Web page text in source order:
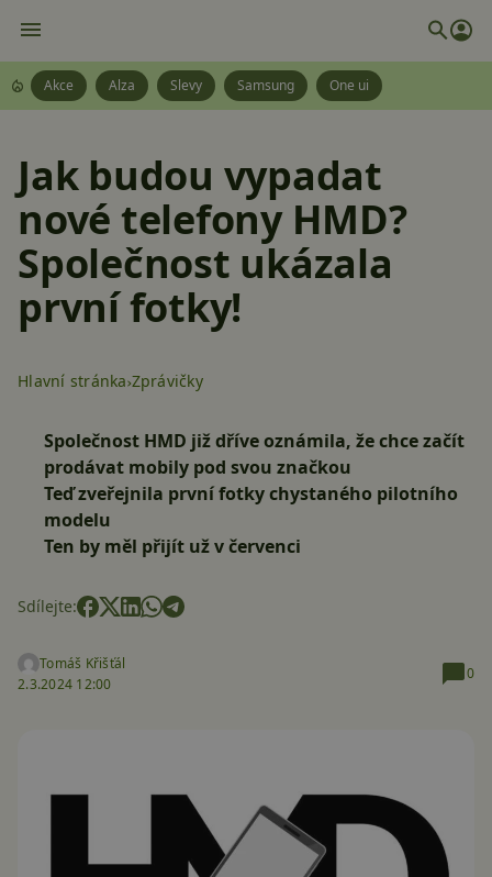
Akce Alza Slevy Samsung One ui
Jak budou vypadat
nové telefony HMD?
Společnost ukázala
první fotky!
Hlavní stránka Zprávičky
Společnost HMD již dříve oznámila, že chce začít
prodávat mobily pod svou značkou
Teď zveřejnila první fotky chystaného pilotního
modelu
Ten by měl přijít už v červenci
Sdílejte:
Tomáš Křišťál
2.3.2024 12:00
0